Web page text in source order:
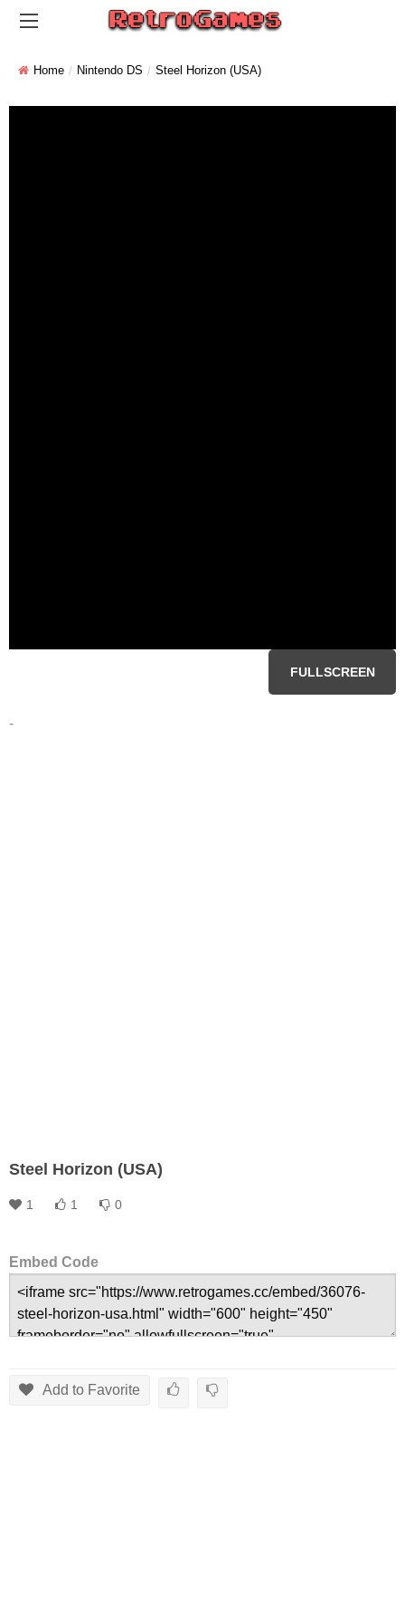
Home Nintendo DS Steel Horizon (USA)
FULLSCREEN
-
Steel Horizon (USA)
1 1 0
Embed Code
Add to Favorite